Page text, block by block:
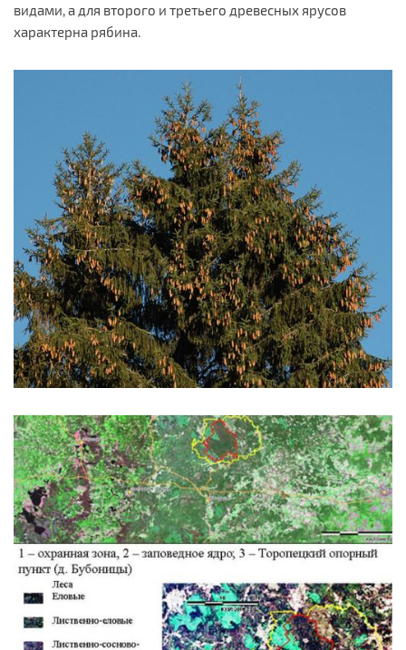
видами, а для второго и третьего древесных ярусов
характерна рябина.